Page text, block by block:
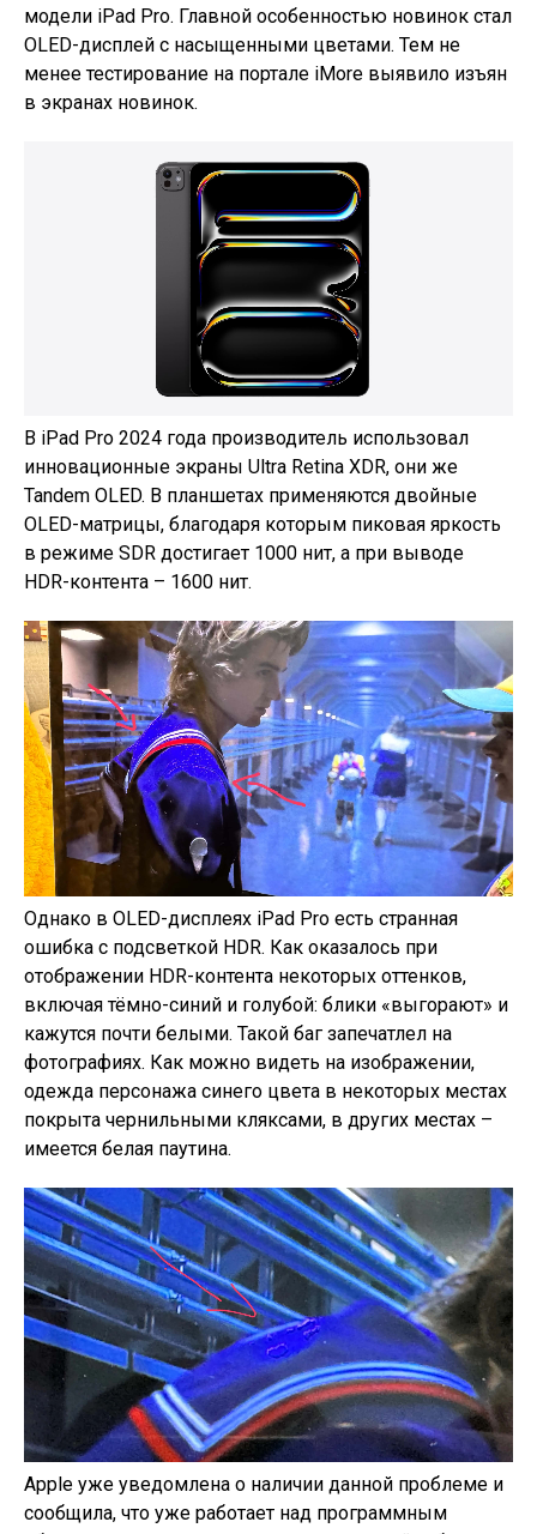
модели iPad Pro. Главной особенностью новинок стал
OLED-дисплей с насыщенными цветами. Тем не
менее тестирование на портале iMore выявило изъян
в экранах новинок.
В iPad Pro 2024 года производитель использовал
инновационные экраны Ultra Retina XDR, они же
Tandem OLED. В планшетах применяются двойные
OLED-матрицы, благодаря которым пиковая яркость
в режиме SDR достигает 1000 нит, а при выводе
HDR-контента – 1600 нит.
Однако в OLED-дисплеях iPad Pro есть странная
ошибка с подсветкой HDR. Как оказалось при
отображении HDR-контента некоторых оттенков,
включая тёмно-синий и голубой: блики «выгорают» и
кажутся почти белыми. Такой баг запечатлел на
фотографиях. Как можно видеть на изображении,
одежда персонажа синего цвета в некоторых местах
покрыта чернильными кляксами, в других местах –
имеется белая паутина.
Apple уже уведомлена о наличии данной проблеме и
сообщила, что уже работает над программным